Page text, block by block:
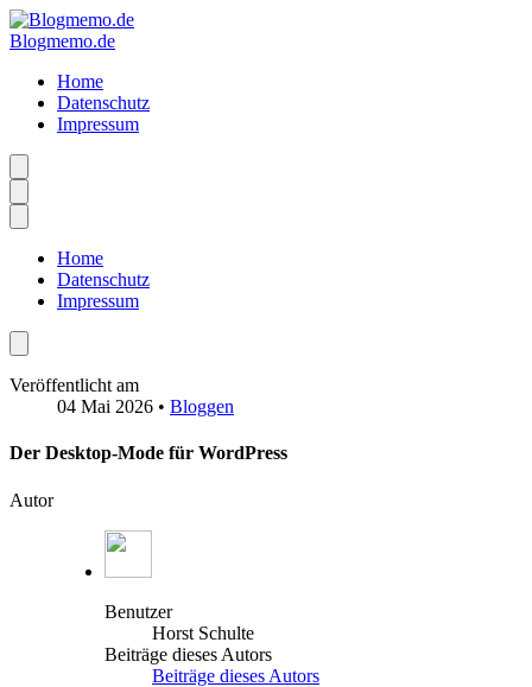
Blogmemo.de
Home
Datenschutz
Impressum
Home
Datenschutz
Impressum
Veröffentlicht am
04 Mai 2026 • Bloggen
Der Desktop-Mode für WordPress
Autor
Benutzer
Horst Schulte
Beiträge dieses Autors
Beiträge dieses Autors